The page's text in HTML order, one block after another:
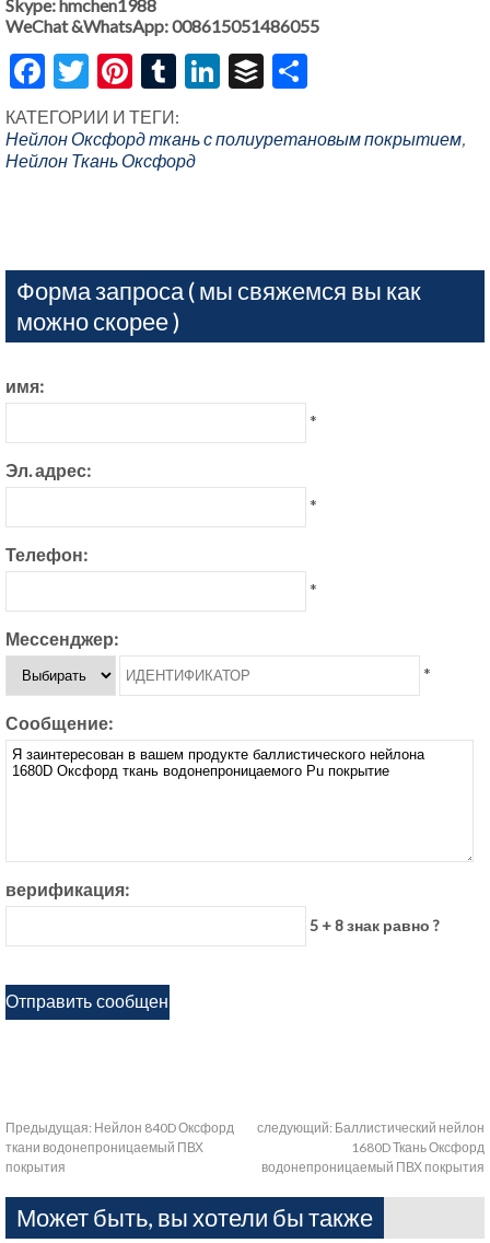
Skype: hmchen1988
WeChat &WhatsApp: 008615051486055
Facebook
Twitter
Pinterest
Tumblr
LinkedIn
Buffer
КАТЕГОРИИ И ТЕГИ:
Нейлон Оксфорд ткань с полиуретановым покрытием,
Нейлон Ткань Оксфорд
Форма запроса ( мы свяжемся вы как
можно скорее )
имя:
*
Эл. адрес:
*
Телефон:
*
Мессенджер:
*
Сообщение:
верификация:
5 + 8 знак равно ?
Предыдущая: Нейлон 840D Оксфорд
ткани водонепроницаемый ПВХ
покрытия
следующий: Баллистический нейлон
1680D Ткань Оксфорд
водонепроницаемый ПВХ покрытия
Может быть, вы хотели бы также